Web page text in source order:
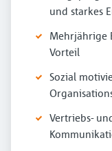
und starkes
Mehrjährige
Vorteil
Sozial
Vertriebs-